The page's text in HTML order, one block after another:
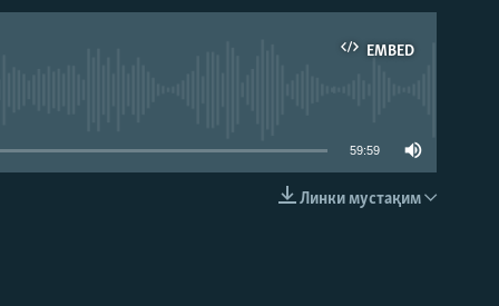
EMBED
EMBED
59:59
Линки мустақим